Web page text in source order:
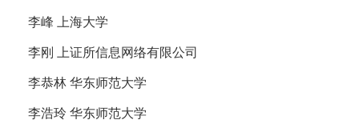
李峰 上海大学
李刚 上证所信息网络有限公司
李恭林 华东师范大学
李浩玲 华东师范大学